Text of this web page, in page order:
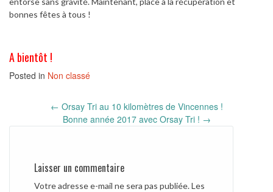
bonnes fêtes à tous !
A bientôt !
Posted in Non classé
← Orsay Tri au 10 kilomètres de Vincennes !
Bonne année 2017 avec Orsay Tri ! →
Laisser un commentaire
Votre adresse e-mail ne sera pas publiée.Les